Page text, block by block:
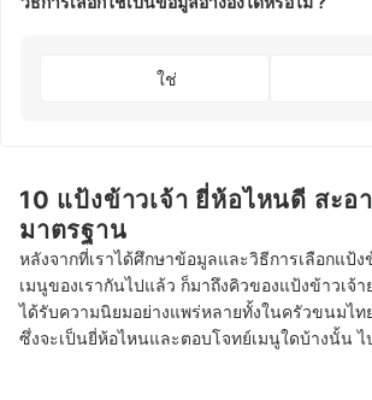
ใช่
10 แป้งข้าวเจ้า ยี่ห้อไหนดี สะอ
มาตรฐาน
หลังจากที่เราได้ศึกษาข้อมูลและวิธีการเลือกแป้ง
เมนูของเรากันไปแล้ว ก็มาถึงคิวของแป้งข้าวเจ้
ได้รับความนิยมอย่างแพร่หลายทั้งในครัวขนมไท
ซึ่งจะเป็นยี่ห้อไหนและตอบโจทย์เมนูใดบ้างนั้น ไ